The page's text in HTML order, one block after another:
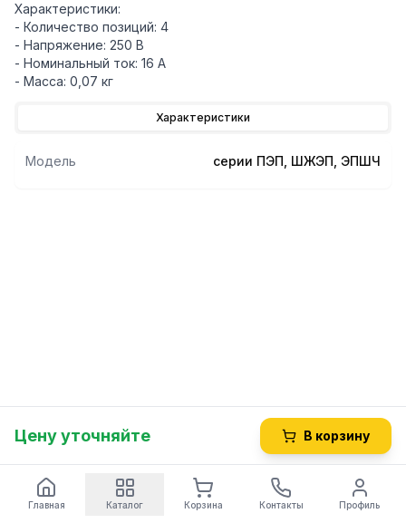
Характеристики:
- Количество позиций: 4
- Напряжение: 250 В
- Номинальный ток: 16 А
- Масса: 0,07 кг
Характеристики
Модель серии ПЭП, ШЖЭП, ЭПШЧ
Цену уточняйте В корзину
Главная Каталог Корзина Контакты Профиль